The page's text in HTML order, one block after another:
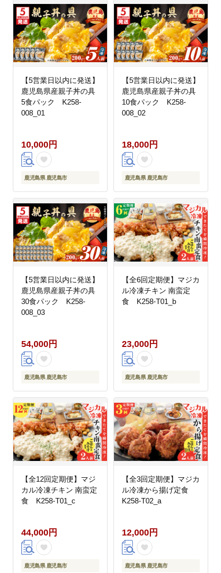
【5営業日以内に発送】
鹿児島県産親子丼の具
5食パック K258-
008_01
10,000円
鹿児島県 鹿児島市
【5営業日以内に発送】
鹿児島県産親子丼の具
10食パック K258-
008_02
18,000円
鹿児島県 鹿児島市
【5営業日以内に発送】
鹿児島県産親子丼の具
30食パック K258-
008_03
54,000円
鹿児島県 鹿児島市
【全6回定期便】マジカ
ル冷凍チキン 南蛮定
食 K258-T01_b
23,000円
鹿児島県 鹿児島市
【全12回定期便】マジ
カル冷凍チキン 南蛮定
食 K258-T01_c
44,000円
鹿児島県 鹿児島市
【全3回定期便】マジカ
ル冷凍から揚げ定食
K258-T02_a
12,000円
鹿児島県 鹿児島市